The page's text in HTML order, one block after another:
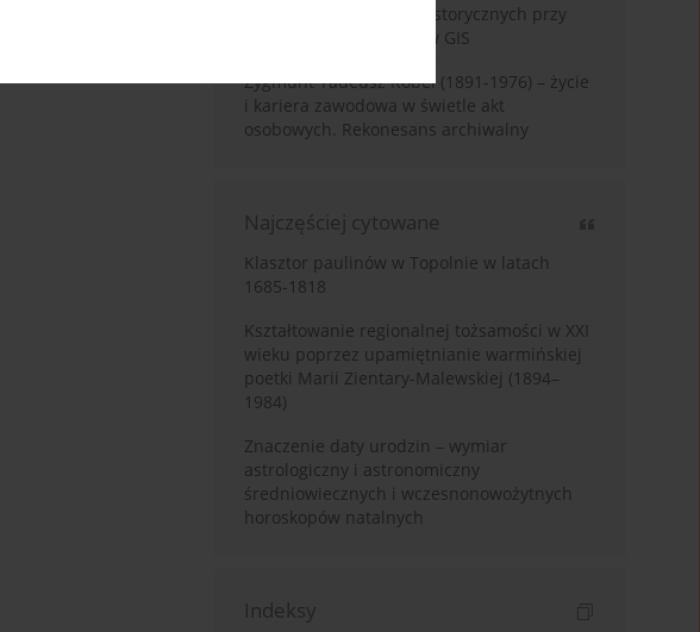
Granica w badaniach historycznych przy
wykorzystaniu serwerów GIS
Zygmunt Tadeusz Robel (1891-1976) – życie
i kariera zawodowa w świetle akt
osobowych. Rekonesans archiwalny
Najczęściej cytowane
Klasztor paulinów w Topolnie w latach
1685-1818
Kształtowanie regionalnej tożsamości w XXI
wieku poprzez upamiętnianie warmińskiej
poetki Marii Zientary-Malewskiej (1894–
1984)
Znaczenie daty urodzin – wymiar
astrologiczny i astronomiczny
średniowiecznych i wczesnonowożytnych
horoskopów natalnych
Indeksy